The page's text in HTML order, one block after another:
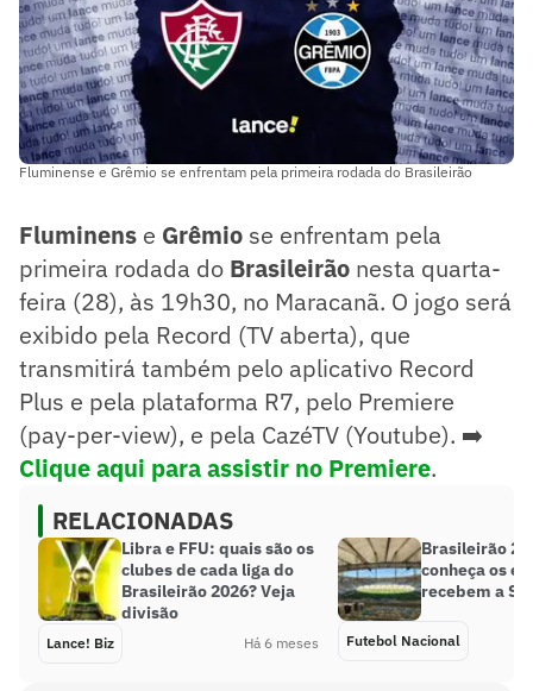
Fluminense e Grêmio se enfrentam pela primeira rodada do Brasileirão
Fluminens e Grêmio se enfrentam pela
primeira rodada do Brasileirão nesta quarta-
feira (28), às 19h30, no Maracanã. O jogo será
exibido pela Record (TV aberta), que
transmitirá também pelo aplicativo Record
Plus e pela plataforma R7, pelo Premiere
(pay-per-view), e pela CazéTV (Youtube). ➡️
Clique aqui para assistir no Premiere.
RELACIONADAS
Libra e FFU: quais são os
clubes de cada liga do
Brasileirão 2026? Veja
divisão
Lance! Biz Há 6 meses
Brasileirão
conheça os
recebem a
Futebol Nacional